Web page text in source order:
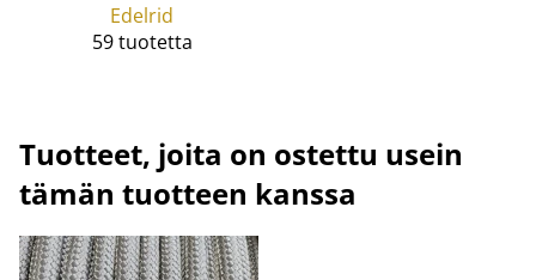
Edelrid
59 tuotetta
Tuotteet, joita on ostettu usein
tämän tuotteen kanssa